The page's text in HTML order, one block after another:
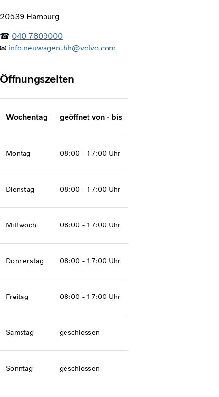
20539 Hamburg
☎ 040 7809000
✉ info.neuwagen-hh@volvo.com
Öffnungszeiten
Wochentag geöffnet von - bis
Montag 08:00 - 17:00 Uhr
Dienstag 08:00 - 17:00 Uhr
Mittwoch 08:00 - 17:00 Uhr
Donnerstag 08:00 - 17:00 Uhr
Freitag 08:00 - 17:00 Uhr
Samstag geschlossen
Sonntag geschlossen